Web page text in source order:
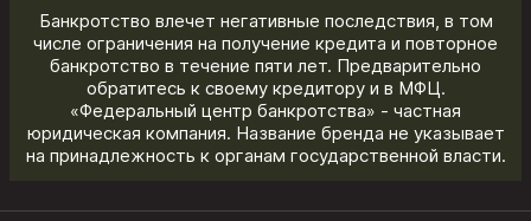
Банкротство влечет негативные последствия, в том
числе ограничения на получение кредита и повторное
банкротство в течение пяти лет. Предварительно
обратитесь к своему кредитору и в МФЦ.
«Федеральный центр банкротства» - частная
юридическая компания. Название бренда не указывает
на принадлежность к органам государственной власти.